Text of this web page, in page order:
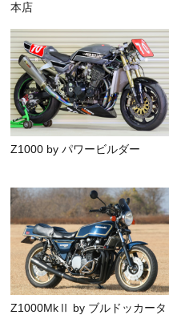
本店
Z1000 by パワービルダー
Z1000MkⅡ by ブルドッカータ